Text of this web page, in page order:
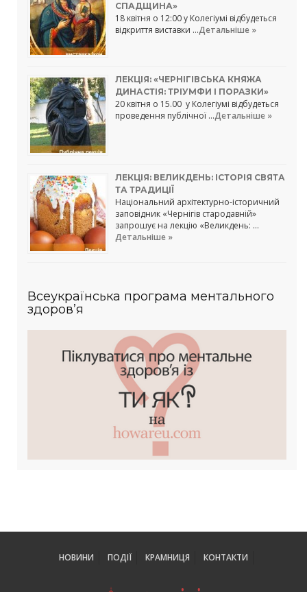
СПАДЩИНА»
18 квітня о 12:00 у Колегіумі відбудеться
відкриття виставки …Детальніше »
ЛЕКЦІЯ: «ЧЕРНІГІВСЬКА КНЯЖА
ДИНАСТІЯ: ТРІУМФИ І ПОРАЗКИ»
20 квітня о 15.00 у Колегіумі відбудеться
проведення публічної …Детальніше »
ЛЕКЦІЯ: ВЕЛИКДЕНЬ: ІСТОРІЯ СВЯТА
ТА ТРАДИЦІЇ
Національний архітектурно-історичний
заповідник «Чернігів стародавній»
запрошує на лекцію «Великдень: …
Детальніше »
Всеукраїнська програма ментального
здоров’я
НОВИНИ ПОДІЇ КРАМНИЦЯ КОНТАКТИ